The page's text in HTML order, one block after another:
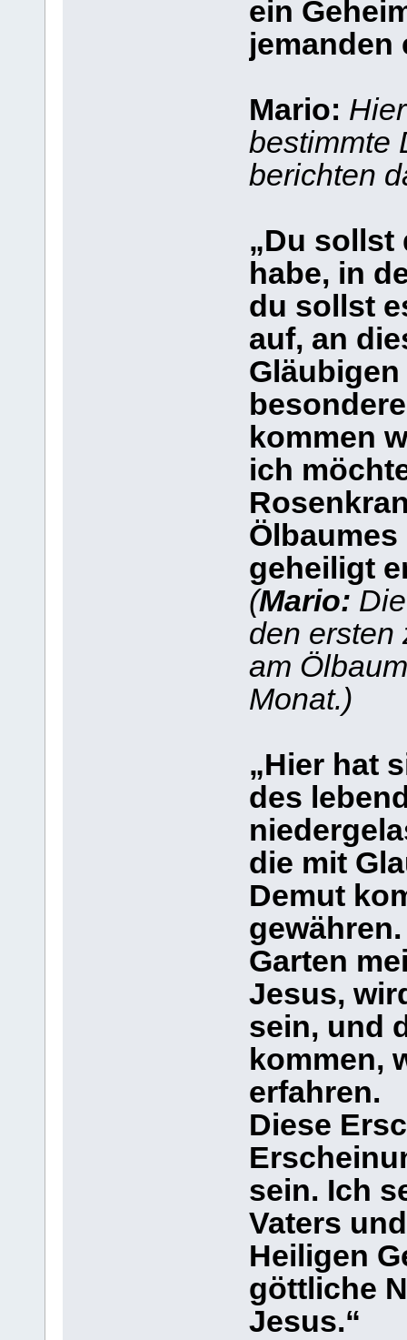
ein
Mario:
bestimmte
berichten
„Du sollst
habe, in
du sollst
auf, an
kommen
ich
geheiligt
(Mario:
den ersten
am
Monat.)
„Hier hat
des
die mit
Demut
Garten
Jesus,
sein, und
kommen,
erfahren.
Diese
sein. Ich
Vaters
Heiligen
göttliche
Jesus.“